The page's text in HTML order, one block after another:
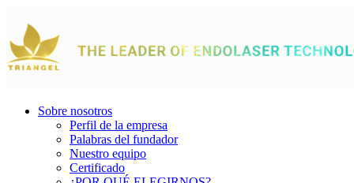
Sobre nosotros
Perfil de la empresa
Palabras del fundador
Nuestro equipo
Certificado